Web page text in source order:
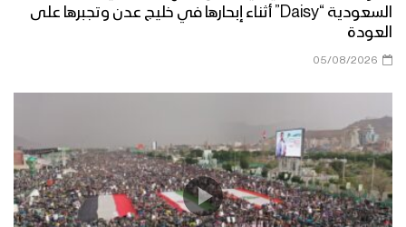
السعودية “Daisy” أثناء إبحارها في خليج عدن وتجبرها على
العودة
05/08/2026